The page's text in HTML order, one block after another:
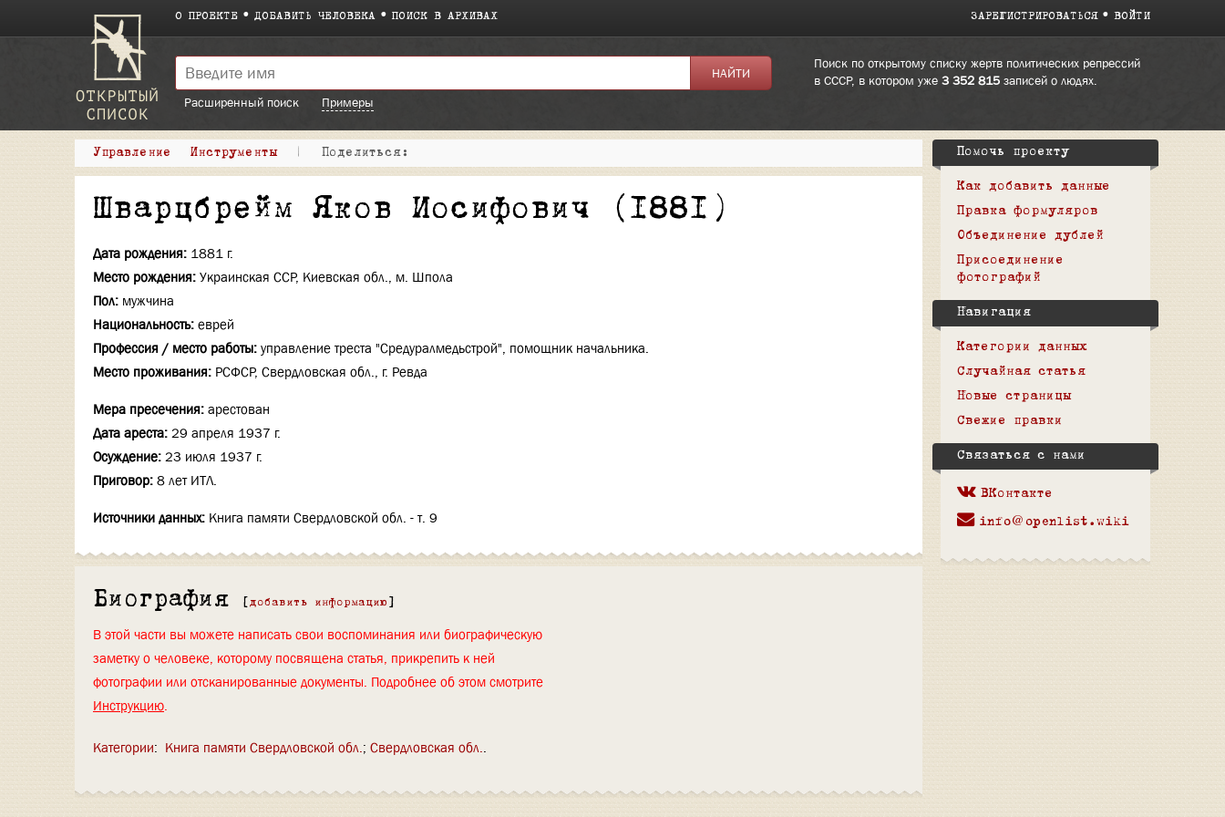
О ПРОЕКТЕ ДОБАВИТЬ ЧЕЛОВЕКА ПОИСК В АРХИВАХ ЗАРЕГИСТРИРОВАТЬСЯ ВОЙТИ
Поиск по открытому списку жертв политических репрессий
в СССР, в котором уже 3 352 815записей о людях.
Расширенный поиск
Примеры
Управление Инструменты | Поделиться:
Шварцбрейм Яков Иосифович (1881)
Дата рождения: 1881 г.
Место рождения: Украинская ССР, Киевская обл., м. Шпола
Пол: мужчина
Национальность: еврей
Профессия / место работы: управление треста "Средуралмедьстрой", помощник начальника.
Место проживания: РСФСР, Свердловская обл., г. Ревда
Мера пресечения: арестован
Дата ареста: 29 апреля 1937 г.
Осуждение: 23 июля 1937 г.
Приговор: 8 лет ИТЛ.
Источники данных: Книга памяти Свердловской обл. - т. 9
Биография [ добавить информацию ]
В этой части вы можете написать свои воспоминания или биографическую
заметку о человеке, которому посвящена статья, прикрепить к ней
фотографии или отсканированные документы. Подробнее об этом смотрите
Инструкцию.
Категории: Книга памяти Свердловской обл. Свердловская обл.
Помочь проекту
Как добавить данные
Правка формуляров
Объединение дублей
Присоединение
фотографий
Навигация
Категории данных
Случайная статья
Новые страницы
Свежие правки
Связаться с нами
ВКонтакте
info@openlist.wiki